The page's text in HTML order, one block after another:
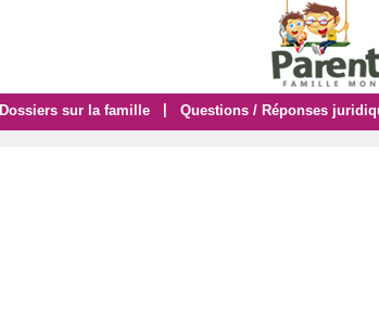
Dossiers sur la famille Questions / Réponses